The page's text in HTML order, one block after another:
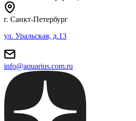
г. Санкт-Петербург
ул. Уральская, д.13
info@aquarius.com.ru